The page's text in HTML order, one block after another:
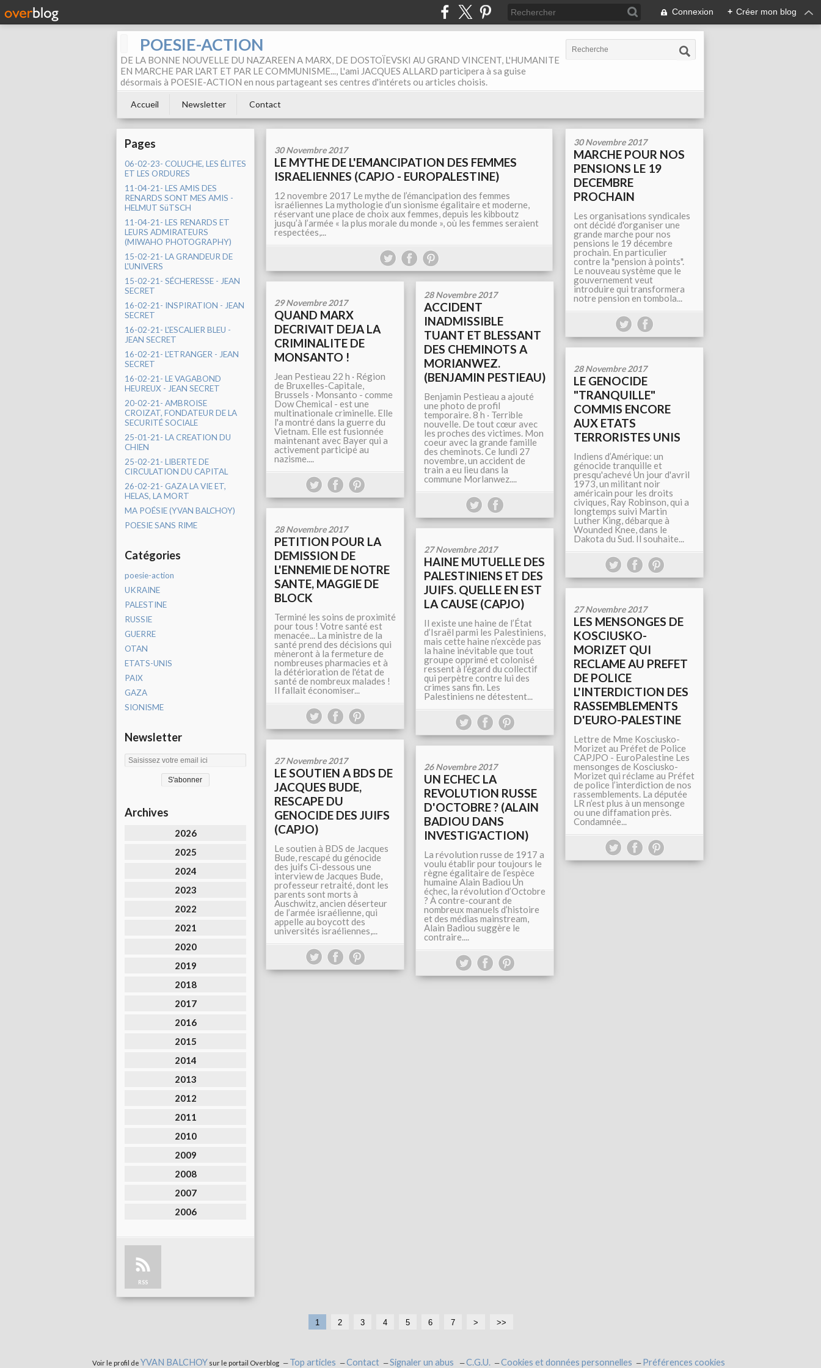
Connexion + Créer mon blog
POESIE-ACTION
DE LA BONNE NOUVELLE DU NAZAREEN A MARX, DE DOSTOÏEVSKI AU GRAND VINCENT, L'HUMANITE
EN MARCHE PAR L'ART ET PAR LE COMMUNISME..., L'ami JACQUES ALLARD participera à sa guise
désormais à POESIE-ACTION en nous partageant ses centres d'intérets ou articles choisis.
Accueil Newsletter Contact
Pages
06-02-23- COLUCHE, LES ÉLITES
ET LES ORDURES
11-04-21- LES AMIS DES
RENARDS SONT MES AMIS -
HELMUT SüTSCH
11-04-21- LES RENARDS ET
LEURS ADMIRATEURS
(MIWAHO PHOTOGRAPHY)
15-02-21- LA GRANDEUR DE
L'UNIVERS
15-02-21- SÉCHERESSE - JEAN
SECRET
16-02-21- INSPIRATION - JEAN
SECRET
16-02-21- L'ESCALIER BLEU -
JEAN SECRET
16-02-21- L'ETRANGER - JEAN
SECRET
16-02-21- LE VAGABOND
HEUREUX - JEAN SECRET
20-02-21- AMBROISE
CROIZAT, FONDATEUR DE LA
SECURITÉ SOCIALE
25-01-21- LA CREATION DU
CHIEN
25-02-21- LIBERTE DE
CIRCULATION DU CAPITAL
26-02-21- GAZA LA VIE ET,
HELAS, LA MORT
MA POÉSIE (YVAN BALCHOY)
POESIE SANS RIME
Catégories
poesie-action
UKRAINE
PALESTINE
RUSSIE
GUERRE
OTAN
ETATS-UNIS
PAIX
GAZA
SIONISME
Newsletter
Archives
2026
2025
2024
2023
2022
2021
2020
2019
2018
2017
2016
2015
2014
2013
2012
2011
2010
2009
2008
2007
2006
RSS
30 Novembre 2017
LE MYTHE DE L'EMANCIPATION DES FEMMES
ISRAELIENNES (CAPJO - EUROPALESTINE)
12 novembre 2017 Le mythe de l’émancipation des femmes
israéliennes La mythologie d’un sionisme égalitaire et moderne,
réservant une place de choix aux femmes, depuis les kibboutz
jusqu’à l’armée « la plus morale du monde », où les femmes seraient
respectées,...
30 Novembre 2017
MARCHE POUR NOS
PENSIONS LE 19
DECEMBRE
PROCHAIN
Les organisations syndicales
ont décidé d'organiser une
grande marche pour nos
pensions le 19 décembre
prochain. En particulier
contre la "pension à points".
Le nouveau système que le
gouvernement veut
introduire qui transformera
notre pension en tombola...
29 Novembre 2017
QUAND MARX
DECRIVAIT DEJA LA
CRIMINALITE DE
MONSANTO !
Jean Pestieau 22 h · Région
de Bruxelles-Capitale,
Brussels · Monsanto - comme
Dow Chemical - est une
multinationale criminelle. Elle
l'a montré dans la guerre du
Vietnam. Elle est fusionnée
maintenant avec Bayer qui a
activement participé au
nazisme....
28 Novembre 2017
ACCIDENT
INADMISSIBLE
TUANT ET BLESSANT
DES CHEMINOTS A
MORIANWEZ.
(BENJAMIN PESTIEAU)
Benjamin Pestieau a ajouté
une photo de profil
temporaire. 8 h · Terrible
nouvelle. De tout cœur avec
les proches des victimes. Mon
coeur avec la grande famille
des cheminots. Ce lundi 27
novembre, un accident de
train a eu lieu dans la
commune Morlanwez....
28 Novembre 2017
LE GENOCIDE
"TRANQUILLE"
COMMIS ENCORE
AUX ETATS
TERRORISTES UNIS
Indiens d’Amérique: un
génocide tranquille et
presqu'achevé Un jour d'avril
1973, un militant noir
américain pour les droits
civiques, Ray Robinson, qui a
longtemps suivi Martin
Luther King, débarque à
Wounded Knee, dans le
Dakota du Sud. Il souhaite...
28 Novembre 2017
PETITION POUR LA
DEMISSION DE
L'ENNEMIE DE NOTRE
SANTE, MAGGIE DE
BLOCK
Terminé les soins de proximité
pour tous ! Votre santé est
menacée... La ministre de la
santé prend des décisions qui
mèneront à la fermeture de
nombreuses pharmacies et à
la détérioration de l'état de
santé de nombreux malades !
Il fallait économiser...
27 Novembre 2017
HAINE MUTUELLE DES
PALESTINIENS ET DES
JUIFS. QUELLE EN EST
LA CAUSE (CAPJO)
Il existe une haine de l’État
d’Israël parmi les Palestiniens,
mais cette haine n’excède pas
la haine inévitable que tout
groupe opprimé et colonisé
ressent à l’égard du collectif
qui perpètre contre lui des
crimes sans fin. Les
Palestiniens ne détestent...
27 Novembre 2017
LES MENSONGES DE
KOSCIUSKO-
MORIZET QUI
RECLAME AU PREFET
DE POLICE
L'INTERDICTION DES
RASSEMBLEMENTS
D'EURO-PALESTINE
Lettre de Mme Kosciusko-
Morizet au Préfet de Police
CAPJPO - EuroPalestine Les
mensonges de Kosciusko-
Morizet qui réclame au Préfet
de police l’interdiction de nos
rassemblements. La députée
LR n’est plus à un mensonge
ou une diffamation près.
Condamnée...
27 Novembre 2017
LE SOUTIEN A BDS DE
JACQUES BUDE,
RESCAPE DU
GENOCIDE DES JUIFS
(CAPJO)
Le soutien à BDS de Jacques
Bude, rescapé du génocide
des juifs Ci-dessous une
interview de Jacques Bude,
professeur retraité, dont les
parents sont morts à
Auschwitz, ancien déserteur
de l’armée israélienne, qui
appelle au boycott des
universités israéliennes,...
26 Novembre 2017
UN ECHEC LA
REVOLUTION RUSSE
D'OCTOBRE ? (ALAIN
BADIOU DANS
INVESTIG'ACTION)
La révolution russe de 1917 a
voulu établir pour toujours le
règne égalitaire de l’espèce
humaine Alain Badiou Un
échec, la révolution d’Octobre
? À contre-courant de
nombreux manuels d’histoire
et des médias mainstream,
Alain Badiou suggère le
contraire....
1 2 3 4 5 6 7 > >>
Voir le profil de YVAN BALCHOY sur le portail Overblog Top articles Contact Signaler un abus C.G.U. Cookies et données personnelles Préférences cookies